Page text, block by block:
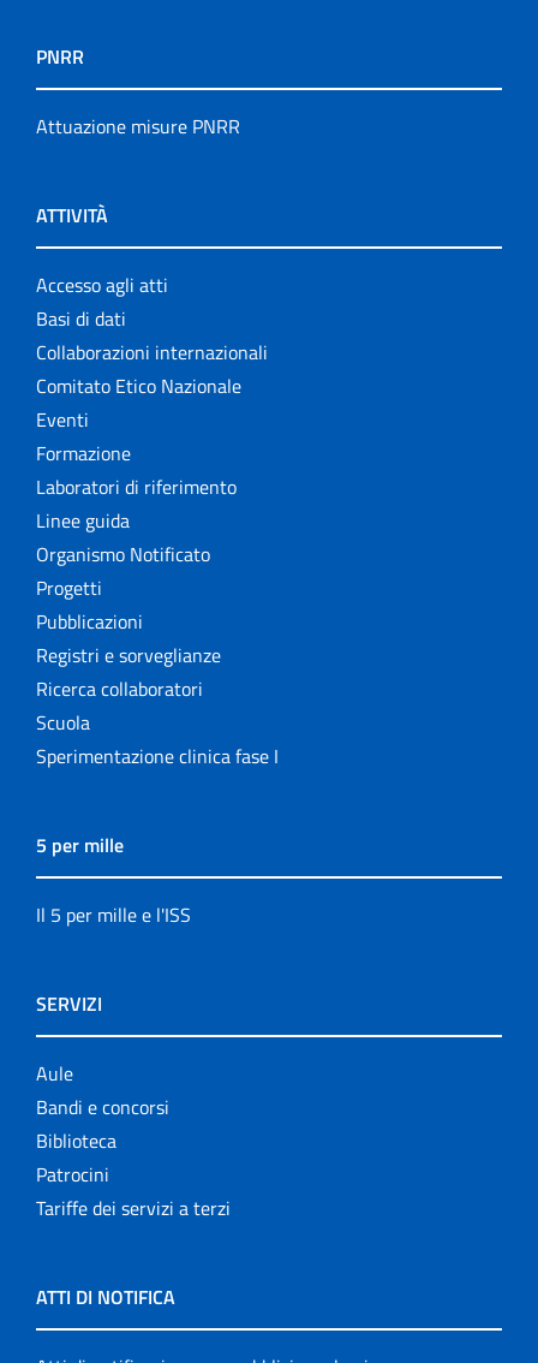
PNRR
Attuazione misure PNRR
ATTIVITÀ
Accesso agli atti
Basi di dati
Collaborazioni internazionali
Comitato Etico Nazionale
Eventi
Formazione
Laboratori di riferimento
Linee guida
Organismo Notificato
Progetti
Pubblicazioni
Registri e sorveglianze
Ricerca collaboratori
Scuola
Sperimentazione clinica fase I
5 per mille
Il 5 per mille e l'ISS
SERVIZI
Aule
Bandi e concorsi
Biblioteca
Patrocini
Tariffe dei servizi a terzi
ATTI DI NOTIFICA